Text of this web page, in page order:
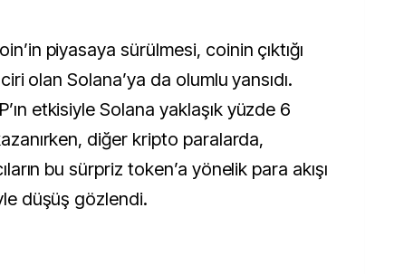
piyasaya sürülmesi, coinin çıktığı
olan Solana’ya da olumlu yansıdı.
etkisiyle Solana yaklaşık yüzde 6
diğer kripto paralarda,
bu sürpriz token’a yönelik para akışı
düşüş gözlendi.